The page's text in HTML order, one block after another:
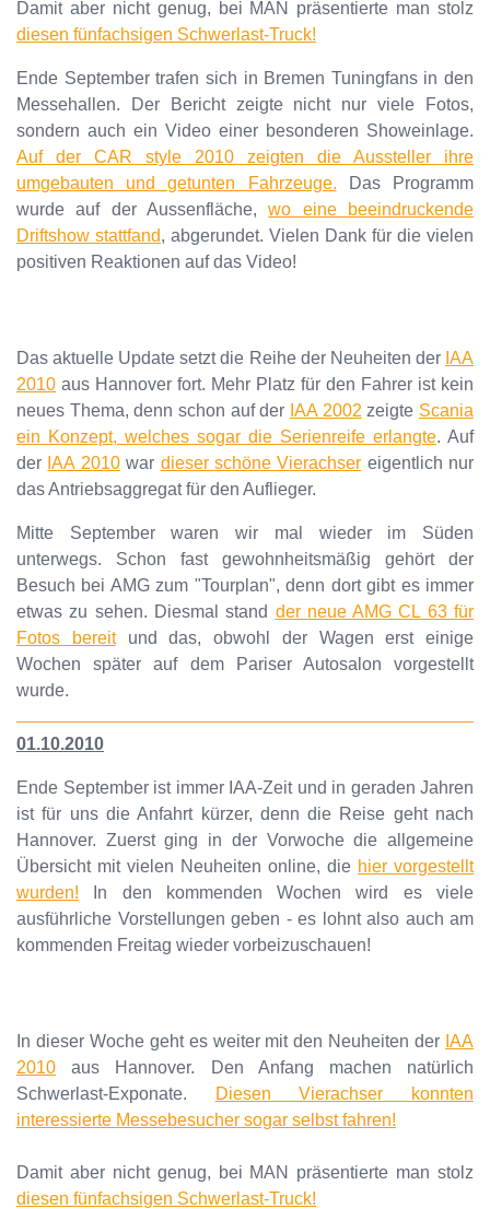
Damit aber nicht genug, bei MAN präsentierte man stolz
diesen fünfachsigen Schwerlast-Truck!
Ende September trafen sich in Bremen Tuningfans in den
Messehallen. Der Bericht zeigte nicht nur viele Fotos,
sondern auch ein Video einer besonderen Showeinlage.
Auf der CAR style 2010 zeigten die Aussteller ihre
umgebauten und getunten Fahrzeuge. Das Programm
wurde auf der Aussenfläche,wo eine beeindruckende
Driftshow stattfand, abgerundet. Vielen Dank für die vielen
positiven Reaktionen auf das Video!
Das aktuelle Update setzt die Reihe der Neuheiten der IAA
2010 aus Hannover fort. Mehr Platz für den Fahrer ist kein
neues Thema, denn schon auf der IAA 2002 zeigte Scania
ein Konzept, welches sogar die Serienreife erlangte. Auf
der IAA 2010war dieser schöne Vierachser eigentlich nur
das Antriebsaggregat für den Auflieger.
Mitte September waren wir mal wieder im Süden
unterwegs. Schon fast gewohnheitsmäßig gehört der
Besuch bei AMG zum "Tourplan", denn dort gibt es immer
etwas zu sehen. Diesmal stand der neue AMG CL 63 für
Fotos bereitund das, obwohl der Wagen erst einige
Wochen später auf dem Pariser Autosalon vorgestellt
wurde.
01.10.2010
Ende September ist immer IAA-Zeit und in geraden Jahren
ist für uns die Anfahrt kürzer, denn die Reise geht nach
Hannover. Zuerst ging in der Vorwoche die allgemeine
Übersicht mit vielen Neuheiten online, die hier vorgestellt
wurden! In den kommenden Wochen wird es viele
ausführliche Vorstellungen geben - es lohnt also auch am
kommenden Freitag wieder vorbeizuschauen!
In dieser Woche geht es weiter mit den Neuheiten der IAA
2010 aus Hannover. Den Anfang machen natürlich
Schwerlast-Exponate.
Diesen Vierachser konnten
interessierte Messebesucher sogar selbst fahren!
Damit aber nicht genug, bei MAN präsentierte man stolz
diesen fünfachsigen Schwerlast-Truck!